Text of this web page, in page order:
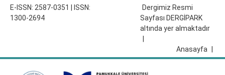
E-ISSN: 2587-0351 | ISSN:
1300-2694
Dergimiz Resmi
Sayfası DERGİPARK
altında yer almaktadır
Anasayfa